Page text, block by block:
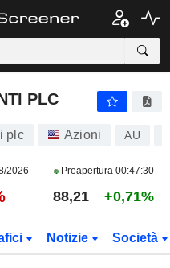
PLC
plc Azioni AU
2026 Preapertura 00:47:30
88,21 +0,71%
Notizie Società